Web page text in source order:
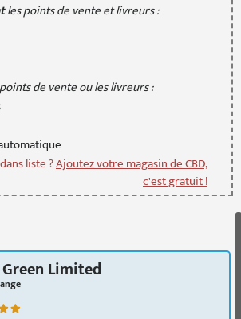
les points de vente et livreurs :
de vente ou les livreurs :
liste ?Ajoutez votre magasin de CBD,
c'est gratuit !
Limited